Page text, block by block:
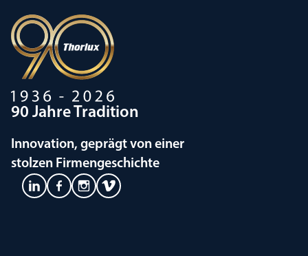
90 Jahre Tradition
Innovation, geprägt von einer
stolzen Firmengeschichte